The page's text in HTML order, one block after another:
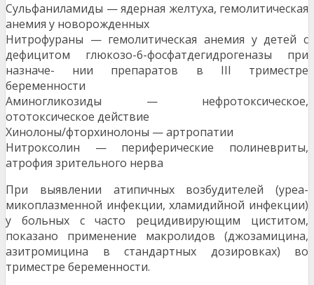
Сульфаниламиды — ядерная желтуха, гемолитическая
анемия у новорожденных
Нитрофураны — гемолитическая анемия у детей с
дефицитом глюкозо-6-фосфатдегидрогеназы при
назначе- нии препаратов в III триместре
беременности
Аминогликозиды — нефротоксическое,
ототоксическое действие
Хинолоны/фторхинолоны — артропатии
Нитроксолин — периферические полиневриты,
атрофия зрительного нерва
При выявлении атипичных возбудителей (уреа-
микоплазменной инфекции, хламидийной инфекции)
у больных с часто рецидивирующим циститом,
показано применение макролидов (джозамицина,
азитромицина в стандартных дозировках) во
триместре беременности.